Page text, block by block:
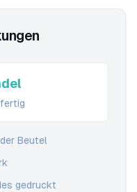
Beutel
gedruckt